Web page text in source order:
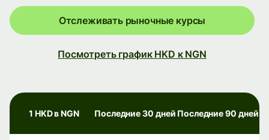
Отслеживать рыночные курсы
Посмотреть график HKD к NGN
1 HKD в NGN Последние 30 дней Последние 90 дней